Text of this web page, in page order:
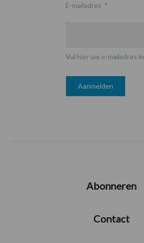
E-mailadres *
Vul hier uw e-mailadres in
Abonneren
Contact